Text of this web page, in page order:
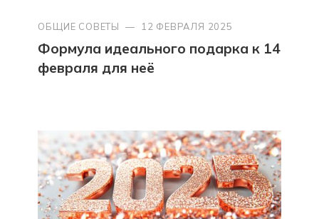
ОБЩИЕ СОВЕТЫ — 12 ФЕВРАЛЯ 2025
Формула идеального подарка к 14
февраля для неё